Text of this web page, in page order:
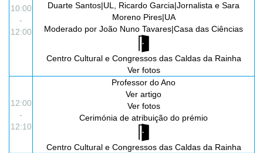
10:00
-
12:00
Duarte Santos|UL, Ricardo Garcia|Jornalista e Sara
Moreno Pires|UA
Moderado por João Nuno Tavares|Casa das Ciências
Centro Cultural e Congressos das Caldas da Rainha
Ver fotos
12:00
-
12:10
Professor do Ano
Ver artigo
Ver fotos
Cerimónia de atribuição do prémio
Centro Cultural e Congressos das Caldas da Rainha